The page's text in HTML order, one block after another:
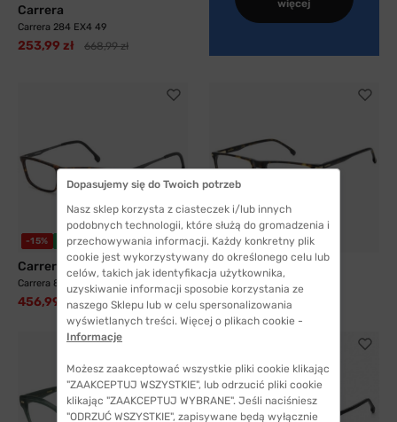
Carrera
Carrera 284 EX4 49
253,99 zł 668,99 zł
więcej
-15% WYSYŁKA 24H
Carrera
Carrera 8883 N9P 54
456,99 zł 535,99 zł
-42% WYSYŁKA 24H
Carrera
Carrera 347 LVL 55
365,99 zł 633,99 zł
Dopasujemy się do Twoich potrzeb
Nasz sklep korzysta z ciasteczek i/lub innych
podobnych technologii, które służą do gromadzenia i
przechowywania informacji. Każdy konkretny plik
cookie jest wykorzystywany do określonego celu lub
celów, takich jak identyfikacja użytkownika,
uzyskiwanie informacji sposobie korzystania ze
naszego Sklepu lub w celu spersonalizowania
wyświetlanych treści. Więcej o plikach cookie -
Informacje
Możesz zaakceptować wszystkie pliki cookie klikając
"ZAAKCEPTUJ WSZYSTKIE", lub odrzucić pliki cookie
klikając "ZAAKCEPTUJ WYBRANE". Jeśli naciśniesz
"ODRZUĆ WSZYSTKIE", zapisywane będą wyłącznie